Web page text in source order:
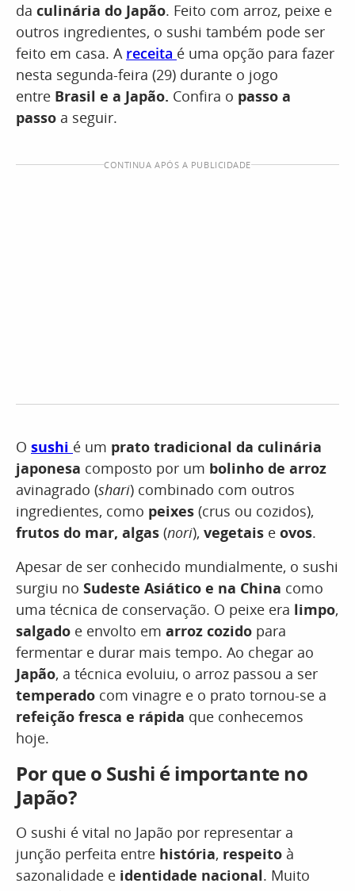
da culinária do Japão. Feito com arroz, peixe e
outros ingredientes, o sushi também pode ser
feito em casa. A receita é uma opção para fazer
nesta segunda-feira (29) durante o jogo
entre Brasil e a Japão. Confira o passo a
passo a seguir.
CONTINUA APÓS A PUBLICIDADE
O sushi é um prato tradicional da culinária
japonesa composto por um bolinho de arroz
avinagrado (shari) combinado com outros
ingredientes, como peixes (crus ou cozidos),
frutos do mar, algas (nori), vegetais e ovos.
Apesar de ser conhecido mundialmente, o sushi
surgiu no Sudeste Asiático e na China como
uma técnica de conservação. O peixe era limpo,
salgado e envolto em arroz cozido para
fermentar e durar mais tempo. Ao chegar ao
Japão, a técnica evoluiu, o arroz passou a ser
temperado com vinagre e o prato tornou-se a
refeição fresca e rápida que conhecemos
hoje.
Por que o Sushi é importante no
Japão?
O sushi é vital no Japão por representar a
junção perfeita entre história, respeito à
sazonalidade e identidade nacional. Muito